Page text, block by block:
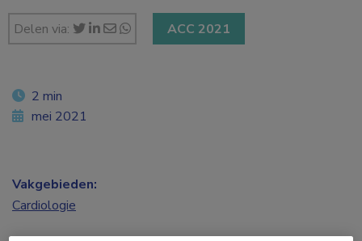
Delen via: ACC 2021
2 min
mei 2021
Vakgebieden:
Cardiologie